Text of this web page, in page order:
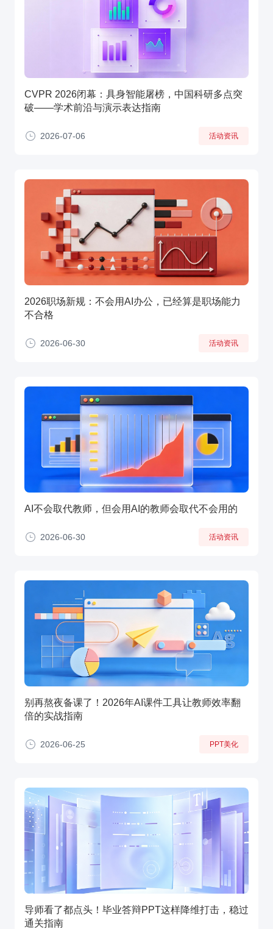
CVPR 2026闭幕：具身智能屠榜，中国科研多点突
破——学术前沿与演示表达指南
2026-07-06 活动资讯
2026职场新规：不会用AI办公，已经算是职场能力
不合格
2026-06-30 活动资讯
AI不会取代教师，但会用AI的教师会取代不会用的
2026-06-30 活动资讯
别再熬夜备课了！2026年AI课件工具让教师效率翻
倍的实战指南
2026-06-25 PPT美化
导师看了都点头！毕业答辩PPT这样降维打击，稳过
通关指南